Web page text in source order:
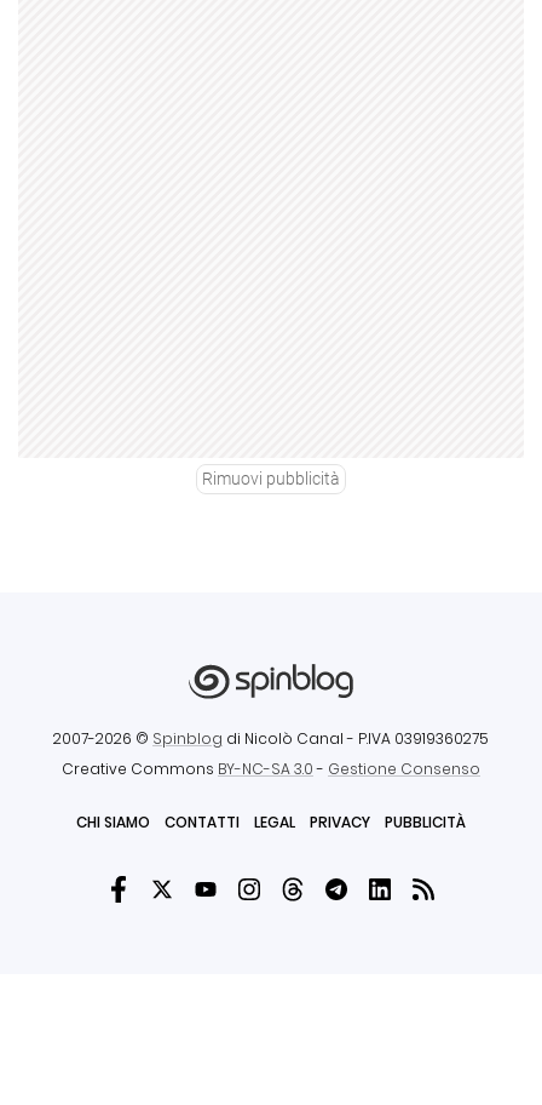
Rimuovi pubblicità
2007-2026 © Spinblog di Nicolò Canal - P.IVA 03919360275
Creative Commons BY-NC-SA 3.0- Gestione Consenso
CHI SIAMO CONTATTI LEGAL PRIVACY PUBBLICITÀ